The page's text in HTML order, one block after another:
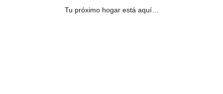
Tu próximo hogar está aquí…